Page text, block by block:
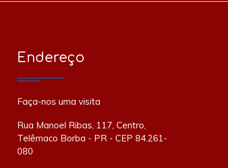
Endereço
Faça-nos uma visita
Rua Manoel Ribas, 117, Centro,
Telêmaco Borba - PR - CEP 84.261-
080